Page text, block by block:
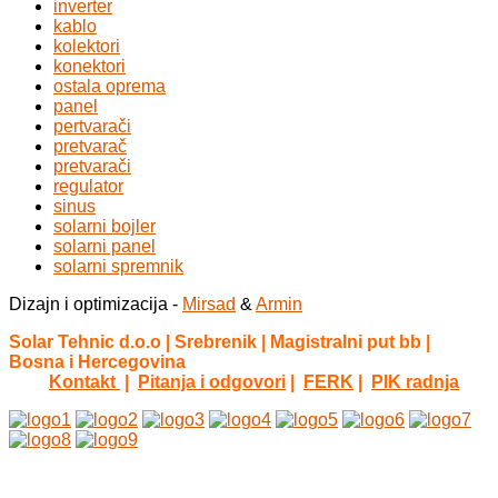
inverter
kablo
kolektori
konektori
ostala oprema
panel
pertvarači
pretvarač
pretvarači
regulator
sinus
solarni bojler
solarni panel
solarni spremnik
Dizajn i optimizacija - Mirsad & Armin
Solar Tehnic d.o.o | Srebrenik | Magistralni put bb |
Bosna i Hercegovina
Kontakt
Pitanja i odgovori FERK PIK radnja